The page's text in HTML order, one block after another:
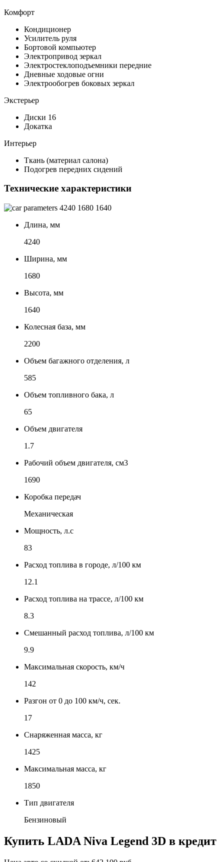
Комфорт
Кондиционер
Усилитель руля
Бортовой компьютер
Электропривод зеркал
Электростеклоподъемники передние
Дневные ходовые огни
Электрообогрев боковых зеркал
Экстерьер
Диски 16
Докатка
Интерьер
Ткань (материал салона)
Подогрев передних сидений
Технические характеристики
4240 1680 1640
Длина, мм
4240
Ширина, мм
1680
Высота, мм
1640
Колесная база, мм
2200
Объем багажного отделения, л
585
Объем топливного бака, л
65
Объем двигателя
1.7
Рабочий объем двигателя, см3
1690
Коробка передач
Механическая
Мощность, л.с
83
Расход топлива в городе, л/100 км
12.1
Расход топлива на трассе, л/100 км
8.3
Смешанный расход топлива, л/100 км
9.9
Максимальная скорость, км/ч
142
Разгон от 0 до 100 км/ч, сек.
17
Снаряженная масса, кг
1425
Максимальная масса, кг
1850
Тип двигателя
Бензиновый
Купить LADA Niva Legend 3D в кредит